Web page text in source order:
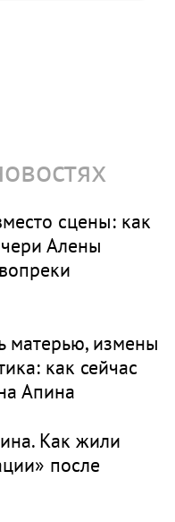
сцены: как
Алены
матерью, измены
как сейчас
Апина
Как жили
после